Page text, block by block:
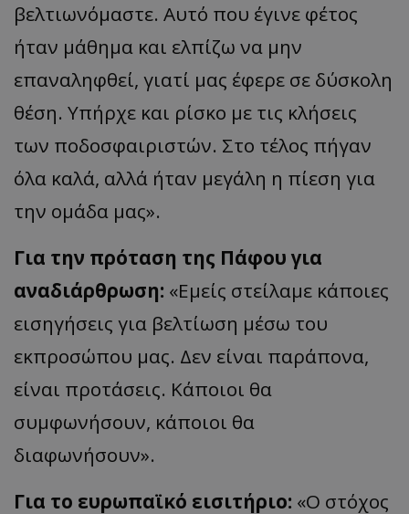
βελτιωνόμαστε. Αυτό που έγινε φέτος
ήταν μάθημα και ελπίζω να μην
επαναληφθεί, γιατί μας έφερε σε δύσκολη
θέση. Υπήρχε και ρίσκο με τις κλήσεις
των ποδοσφαιριστών. Στο τέλος πήγαν
όλα καλά, αλλά ήταν μεγάλη η πίεση για
την ομάδα μας».
Για την πρόταση της Πάφου για
αναδιάρθρωση: «Εμείς στείλαμε κάποιες
εισηγήσεις για βελτίωση μέσω του
εκπροσώπου μας. Δεν είναι παράπονα,
είναι προτάσεις. Κάποιοι θα
συμφωνήσουν, κάποιοι θα
διαφωνήσουν».
Για το ευρωπαϊκό εισιτήριο: «Ο στόχος